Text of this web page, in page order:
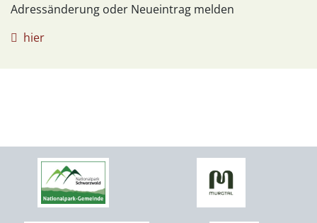
Adressänderung oder Neueintrag melden
hier